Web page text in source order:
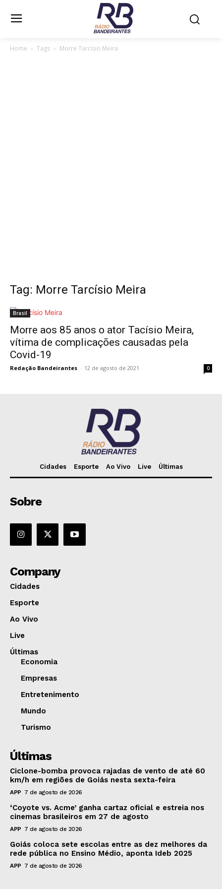
Home Tags Morre Tarcísio Meira
Tag: Morre Tarcísio Meira
Brasil
Morre aos 85 anos o ator Tacísio Meira,
vítima de complicações causadas pela
Covid-19
Redação Bandeirantes - 12 de agosto de 2021 0
Cidades Esporte Ao Vivo Live Últimas
Sobre
Company
Cidades
Esporte
Ao Vivo
Live
Últimas
Economia
Empresas
Entretenimento
Mundo
Turismo
Últimas
Ciclone-bomba provoca rajadas de vento de até 60
km/h em regiões de Goiás nesta sexta-feira
APP 7 de agosto de 2026
‘Coyote vs. Acme’ ganha cartaz oficial e estreia nos
cinemas brasileiros em 27 de agosto
APP 7 de agosto de 2026
Goiás coloca sete escolas entre as dez melhores da
rede pública no Ensino Médio, aponta Ideb 2025
APP 7 de agosto de 2026